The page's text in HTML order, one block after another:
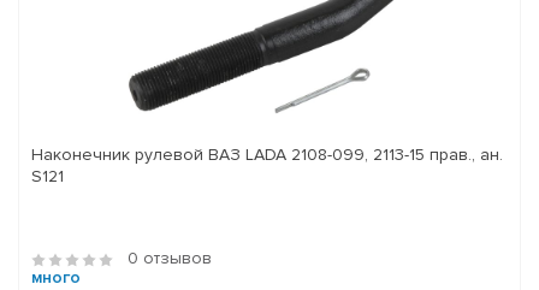
Наконечник рулевой ВАЗ LADA 2108-099, 2113-15 прав., ан.
S121
0 отзывов
много